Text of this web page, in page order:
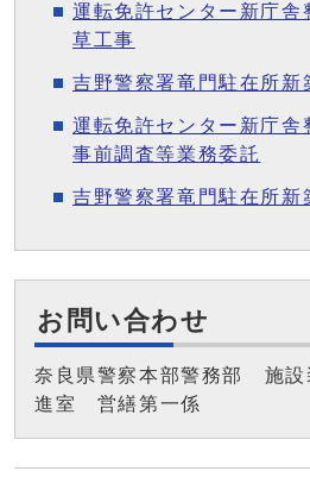
運転免許センター新庁舎
草工事
吉野警察署竜門駐在所新
運転免許センター新庁舎
事前調査等業務委託
吉野警察署竜門駐在所新
お問い合わせ
奈良県警察本部警務部 施
進室 営繕第一係